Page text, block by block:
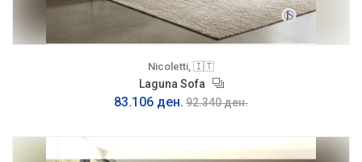
Nicoletti, 🇮🇹
Laguna Sofa
83.106 ден. 92.340 ден.